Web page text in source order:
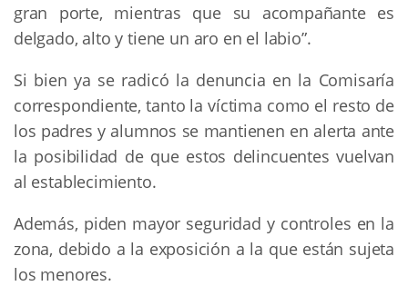
gran porte, mientras que su acompañante es
delgado, alto y tiene un aro en el labio”.
Si bien ya se radicó la denuncia en la Comisaría
correspondiente, tanto la víctima como el resto de
los padres y alumnos se mantienen en alerta ante
la posibilidad de que estos delincuentes vuelvan
al establecimiento.
Además, piden mayor seguridad y controles en la
zona, debido a la exposición a la que están sujeta
los menores.